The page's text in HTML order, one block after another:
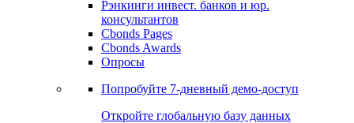
Рэнкинги инвест. банков и юр.
консультантов
Cbonds Pages
Cbonds Awards
Опросы
Попробуйте 7-дневный демо-доступ
Откройте глобальную базу данных